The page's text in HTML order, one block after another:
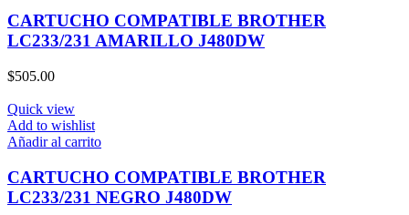
CARTUCHO COMPATIBLE BROTHER
LC233/231 AMARILLO J480DW
$505.00
Quick view
Add to wishlist
Añadir al carrito
CARTUCHO COMPATIBLE BROTHER
LC233/231 NEGRO J480DW